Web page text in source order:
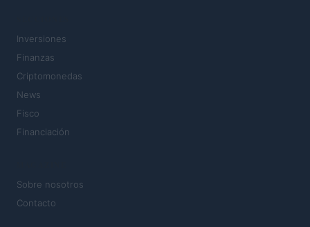
Inversiones
Finanzas
Criptomonedas
News
Fisco
Financiación
Sobre nosotros
Contacto